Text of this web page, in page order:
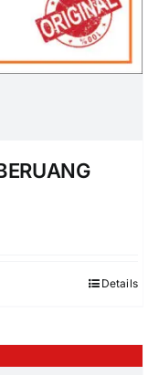
Details